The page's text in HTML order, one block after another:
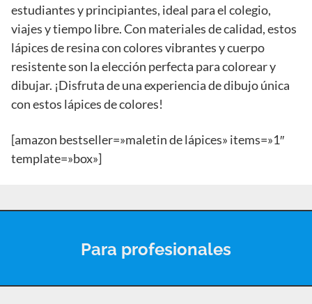
estudiantes y principiantes, ideal para el colegio,
viajes y tiempo libre. Con materiales de calidad, estos
lápices de resina con colores vibrantes y cuerpo
resistente son la elección perfecta para colorear y
dibujar. ¡Disfruta de una experiencia de dibujo única
con estos lápices de colores!
[amazon bestseller=»maletin de lápices» items=»1″
template=»box»]
Para profesionales